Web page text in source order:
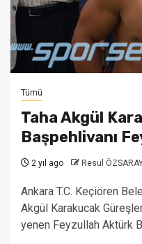
Tümü
Taha Akgül
Başpehlivanı
2 yıl ago Resul
Ankara T.C. Keçiören
Akgül Karakucak
yenen Feyzullah Aktürk